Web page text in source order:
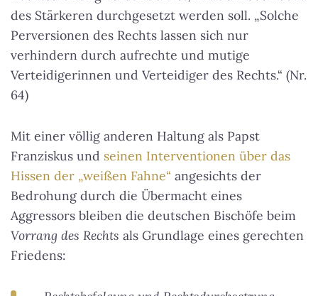
des Stärkeren durchgesetzt werden soll. „Solche
Perversionen des Rechts lassen sich nur
verhindern durch aufrechte und mutige
Verteidigerinnen und Verteidiger des Rechts.“ (Nr.
64)
Mit einer völlig anderen Haltung als Papst
Franziskus und seinen Interventionen über das
Hissen der „weißen Fahne“ angesichts der
Bedrohung durch die Übermacht eines
Aggressors bleiben die deutschen Bischöfe beim
Vorrang des Rechts als Grundlage eines gerechten
Friedens: